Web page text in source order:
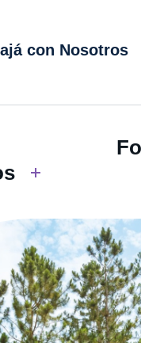
con Nosotros